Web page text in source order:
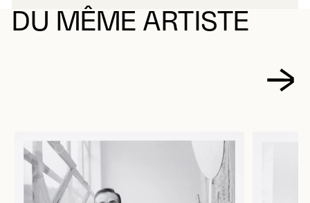
DU MÊME ARTISTE